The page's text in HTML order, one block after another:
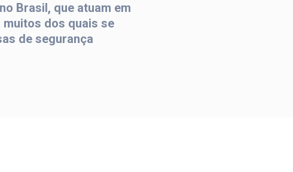
Brasil, que atuam em
dos quais se
de segurança